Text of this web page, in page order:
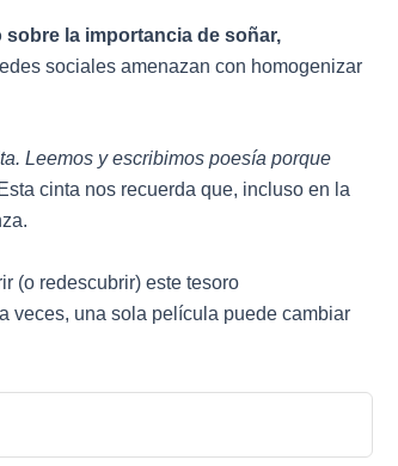
sobre la importancia de soñar,
sociales amenazan con homogenizar
Leemos y escribimos poesía porque
cinta nos recuerda que, incluso en la
(o redescubrir) este tesoro
veces, una sola película puede cambiar